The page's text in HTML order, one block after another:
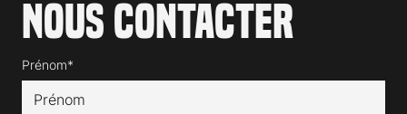
Nous contacter
Prénom*